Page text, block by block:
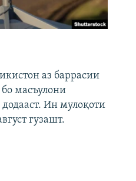
аз баррасии
масъулони
додааст. Ин мулоқоти
гузашт.